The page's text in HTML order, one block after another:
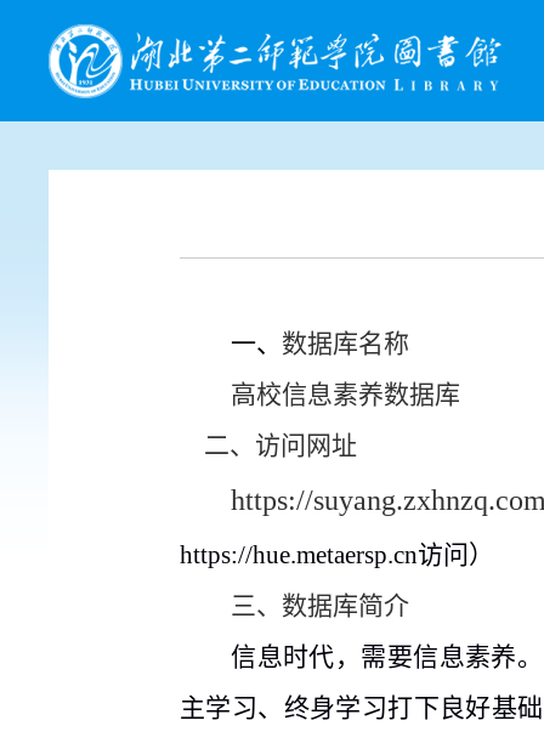
一、 数据库名称
高校信息素养数据库
二、访问网址
https://
https://hue.metaersp.cn访问）
三、数据库简介
信息时代，需要信息素养
主学习、终身学习打下良好基础